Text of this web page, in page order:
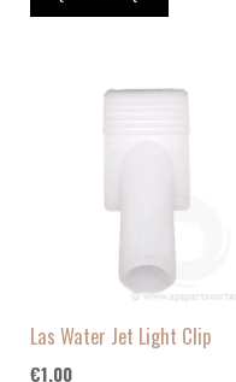
Las Water Jet Light Clip
€1.00